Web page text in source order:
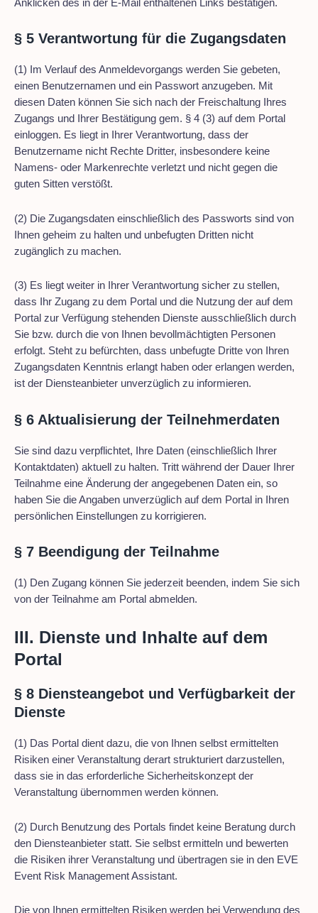
Anklicken des in der E-Mail enthaltenen Links bestätigen.
§ 5 Verantwortung für die Zugangsdaten
(1) Im Verlauf des Anmeldevorgangs werden Sie gebeten,
einen Benutzernamen und ein Passwort anzugeben. Mit
diesen Daten können Sie sich nach der Freischaltung Ihres
Zugangs und Ihrer Bestätigung gem. § 4 (3) auf dem Portal
einloggen. Es liegt in Ihrer Verantwortung, dass der
Benutzername nicht Rechte Dritter, insbesondere keine
Namens- oder Markenrechte verletzt und nicht gegen die
guten Sitten verstößt.
(2) Die Zugangsdaten einschließlich des Passworts sind von
Ihnen geheim zu halten und unbefugten Dritten nicht
zugänglich zu machen.
(3) Es liegt weiter in Ihrer Verantwortung sicher zu stellen,
dass Ihr Zugang zu dem Portal und die Nutzung der auf dem
Portal zur Verfügung stehenden Dienste ausschließlich durch
Sie bzw. durch die von Ihnen bevollmächtigten Personen
erfolgt. Steht zu befürchten, dass unbefugte Dritte von Ihren
Zugangsdaten Kenntnis erlangt haben oder erlangen werden,
ist der Diensteanbieter unverzüglich zu informieren.
§ 6 Aktualisierung der Teilnehmerdaten
Sie sind dazu verpflichtet, Ihre Daten (einschließlich Ihrer
Kontaktdaten) aktuell zu halten. Tritt während der Dauer Ihrer
Teilnahme eine Änderung der angegebenen Daten ein, so
haben Sie die Angaben unverzüglich auf dem Portal in Ihren
persönlichen Einstellungen zu korrigieren.
§ 7 Beendigung der Teilnahme
(1) Den Zugang können Sie jederzeit beenden, indem Sie sich
von der Teilnahme am Portal abmelden.
III. Dienste und Inhalte auf dem
Portal
§ 8 Diensteangebot und Verfügbarkeit der
Dienste
(1) Das Portal dient dazu, die von Ihnen selbst ermittelten
Risiken einer Veranstaltung derart strukturiert darzustellen,
dass sie in das erforderliche Sicherheitskonzept der
Veranstaltung übernommen werden können.
(2) Durch Benutzung des Portals findet keine Beratung durch
den Diensteanbieter statt. Sie selbst ermitteln und bewerten
die Risiken ihrer Veranstaltung und übertragen sie in den EVE
Event Risk Management Assistant.
Die von Ihnen ermittelten Risiken werden bei Verwendung des